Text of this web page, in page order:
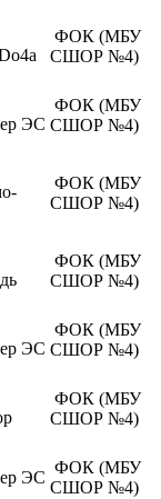
ФОК (МБУ
СШОР №4)
ЭС
ФОК (МБУ
СШОР №4)
ФОК (МБУ
СШОР №4)
ФОК (МБУ
СШОР №4)
ЭС
ФОК (МБУ
СШОР №4)
ФОК (МБУ
СШОР №4)
ЭС
ФОК (МБУ
СШОР №4)